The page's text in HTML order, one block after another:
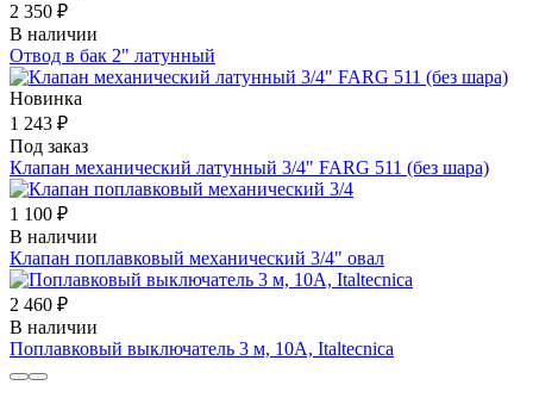
2 350 ₽
В наличии
Отвод в бак 2" латунный
Новинка
1 243 ₽
Под заказ
Клапан механический латунный 3/4" FARG 511 (без шара)
1 100 ₽
В наличии
Клапан поплавковый механический 3/4" овал
2 460 ₽
В наличии
Поплавковый выключатель 3 м, 10А, Italtecnica